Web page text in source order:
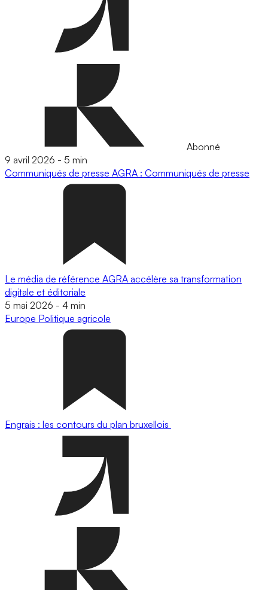
Abonné
9 avril 2026 - 5 min
Communiqués de presse AGRA : Communiqués de presse
Le média de référence AGRA accélère sa transformation
digitale et éditoriale
5 mai 2026 - 4 min
Europe Politique agricole
Engrais : les contours du plan bruxellois